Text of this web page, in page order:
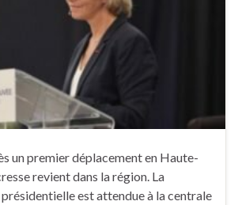
un premier déplacement en Haute-
revient dans la région. La
est attendue à la centrale